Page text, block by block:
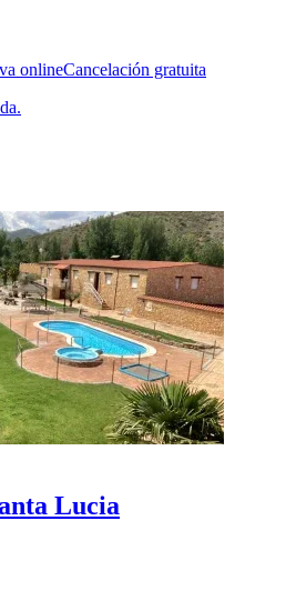
onlineCancelación gratuita
Lucia